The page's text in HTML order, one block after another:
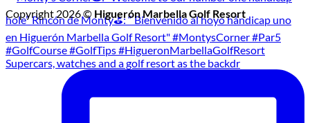
Supercars, watches and a golf resort as the backdr
Copyright 2026 © Higuerón Marbella Golf Resort